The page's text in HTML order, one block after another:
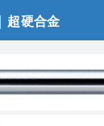
カタログ一覧
超硬合金